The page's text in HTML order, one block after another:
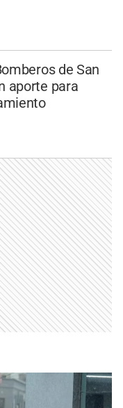
de San
aporte para